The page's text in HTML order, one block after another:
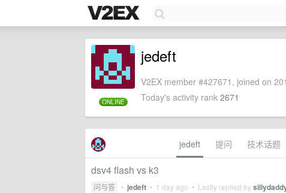
ONLINE
jedeft
V2EX member #427671, joined on
Today's activity rank 2671
jedeft 提问 技术话题
dsv4 flash vs k3
问与答 • jedeft • 1 day ago • Lastly replied by